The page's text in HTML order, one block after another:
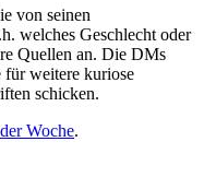
von seinen
welches Geschlecht oder
Quellen an. Die DMs
für weitere kuriose
schicken.
Woche.